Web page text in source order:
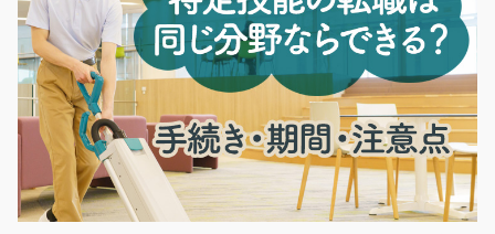
年齢不問！幅広い年代の方が活躍中！未経験の方でも大
歓迎！社員食堂での…
長期（3ヶ月以上）
時給1100円～時給1375円
滋賀県湖南市
気になる